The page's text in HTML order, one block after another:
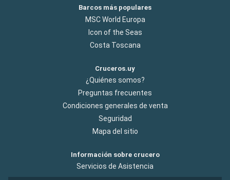
Barcos más populares
MSC World Europa
Icon of the Seas
Costa Toscana
Cruceros.uy
¿Quiénes somos?
Preguntas frecuentes
Condiciones generales de venta
Seguridad
Mapa del sitio
Información sobre crucero
Servicios de Asistencia